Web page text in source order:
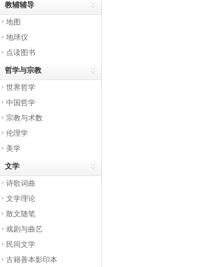
教辅辅导
地图
地球仪
点读图书
哲学与宗教
世界哲学
中国哲学
宗教与术数
伦理学
美学
文学
诗歌词曲
文学理论
散文随笔
戏剧与曲艺
民间文学
古籍善本影印本